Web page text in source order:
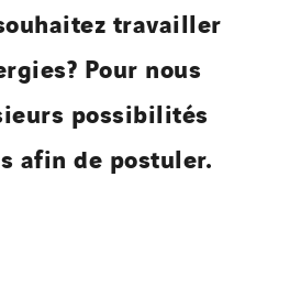
travailler
Pour nous
possibilités
afin de postuler.